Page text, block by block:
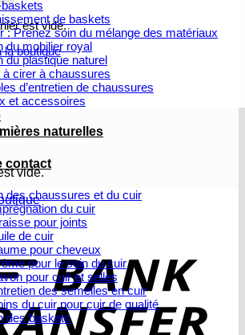
est vide.
la boutique
vide.
de baskets
: Prenez soin du mélange des matériaux
du mobilier royal
du plastique naturel
cirer à chaussures
d’entretien de chaussures
et accessoires
naturelles
contact
des chaussures et du cuir
du cuir
pour joints
de cuir
pour cheveux
pour le soin du cuir
pour cuir et selles
des semelles en cuir
du cuir pour cuir de qualité
des baskets